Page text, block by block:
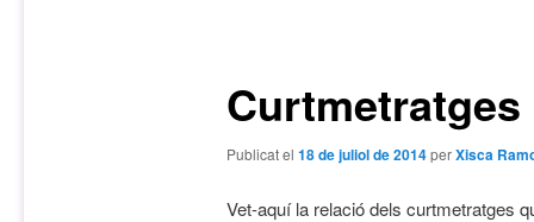
Curtmetratges
Publicat el 18 de juliol de 2014perXisca
Vet-aquí la relació dels curtmetratges